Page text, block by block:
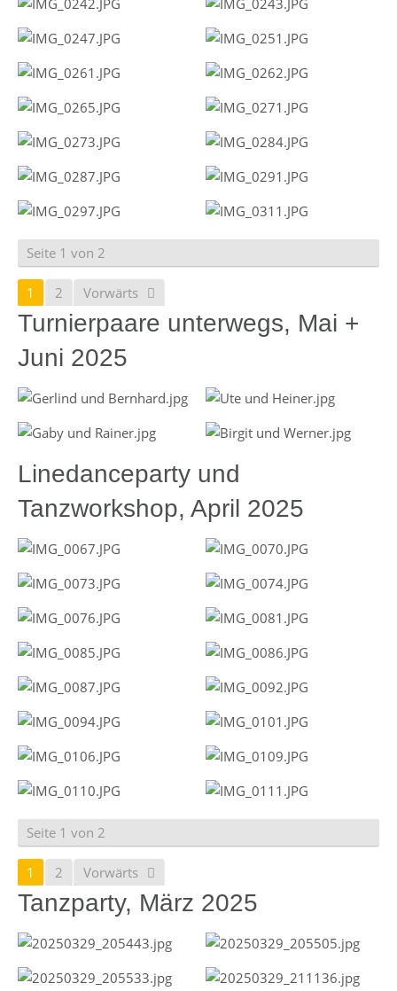
Seite 1 von 2
1 2 Vorwärts
Turnierpaare unterwegs, Mai +
Juni 2025
Linedanceparty und
Tanzworkshop, April 2025
Seite 1 von 2
1 2 Vorwärts
Tanzparty, März 2025